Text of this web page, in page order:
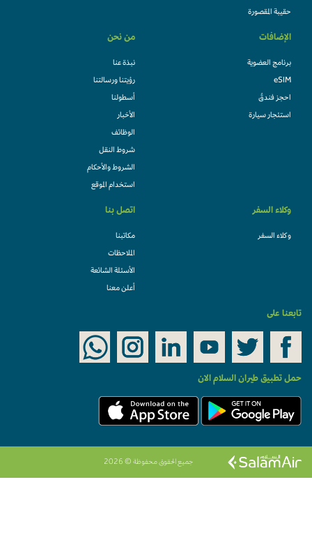
حقيبة المقصورة
الإضافات
برنامج العضوية
eSIM
احجز فندقً
استئجار سيارة
من نحن
نبذة عنا
رؤيتنا ورسالتنا
أسطولنا
الأخبار
الوظائف
شروط النقل
الشروط والأحكام
استخدام الموقع
وكلاء السفر
وكلاء السفر
اتصل بنا
مكاتبنا
الملاحظات
الأسئلة الشائعة
أعلن معنا
تابعنا على
حمل تطبيق طيران السلام الان
جميع الحقوق محفوظة © 2026